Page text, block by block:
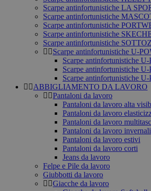
Scarpe antinfortunistiche LA
Scarpe antinfortunistiche
Scarpe antinfortunistiche
Scarpe antinfortunistiche
Scarpe antinfortunistiche
Scarpe antinfortunistiche U-
Scarpe antinfortunistiche
Scarpe antinfortunistiche
Scarpe antinfortunistiche
ABBIGLIAMENTO DA LAVORO
Pantaloni da lavoro
Pantaloni da lavoro alta
Pantaloni da lavoro
Pantaloni da lavoro
Pantaloni da lavoro invernali
Pantaloni da lavoro estivi
Pantaloni da lavoro corti
Jeans da lavoro
Felpe e Pile da lavoro
Giubbotti da lavoro
Giacche da lavoro